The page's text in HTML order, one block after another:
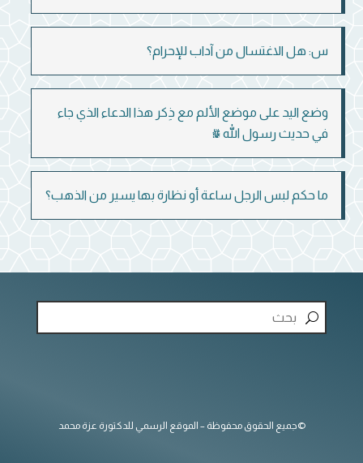
س: هل الاغتسال من آداب للإحرام؟
وضع اليد على موضع الألم مع ذِكر هذا الدعاء الذي جاء
في حديث رسول الله ﷺ
ما حكم لبس الرجل ساعة أو نظارة بها يسير من الذهب؟
©جميع الحقوق محفوظة – الموقع الرسمي للدكتورة عزة محمد